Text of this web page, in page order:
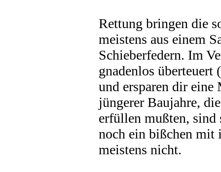
Rettung bringen die
meistens aus einem
Schieberfedern. Im
gnadenlos
und ersparen dir eine
jüngerer Baujahre,
erfüllen mußten, sind
noch ein bißchen mit
meistens nicht.